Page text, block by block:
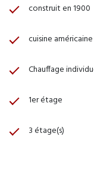
construit en 1900
cuisine
Chauffage
1er étage
3 étage(s)